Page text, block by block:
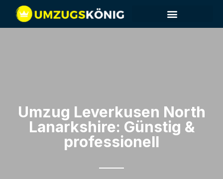
Umzug Leverkusen​ North
Lanarkshire: Günstig &
professionell​